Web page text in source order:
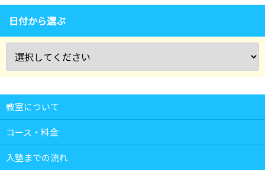
日付から選ぶ
教室について
コース・料金
入塾までの流れ